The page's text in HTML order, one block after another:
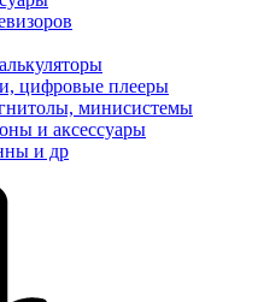
цифровые плееры
минисистемы
и аксессуары
и др